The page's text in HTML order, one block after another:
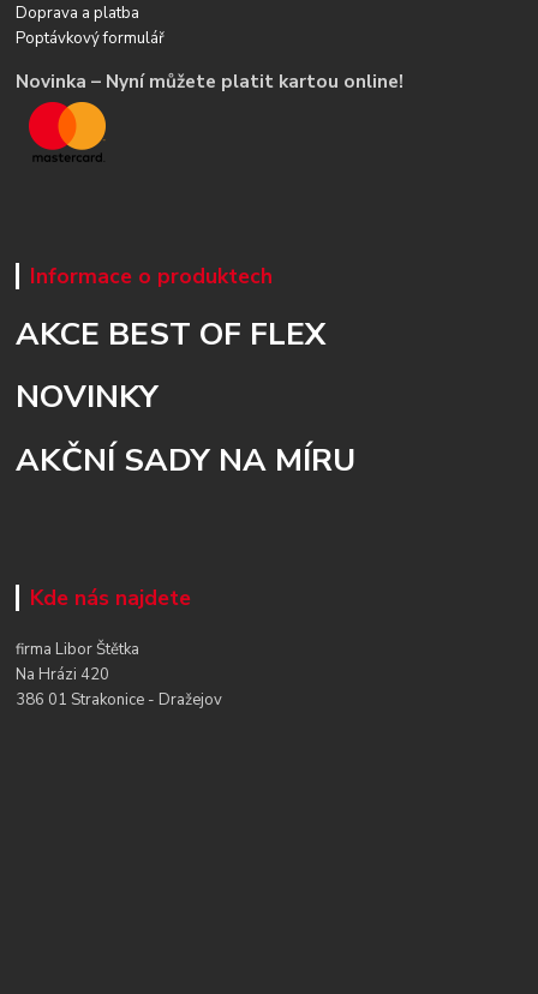
Doprava a platba
Poptávkový formulář
Novinka – Nyní můžete platit kartou online!
Informace o produktech
AKCE BEST OF FLEX
NOVINKY
AKČNÍ SADY NA MÍRU
Kde nás najdete
firma Libor Štětka
Na Hrázi 420
386 01 Strakonice - Dražejov